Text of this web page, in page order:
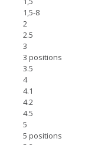
1,5-8
2
2.5
3
3 positions
3.5
4
4.1
4.2
4.5
5
5 positions